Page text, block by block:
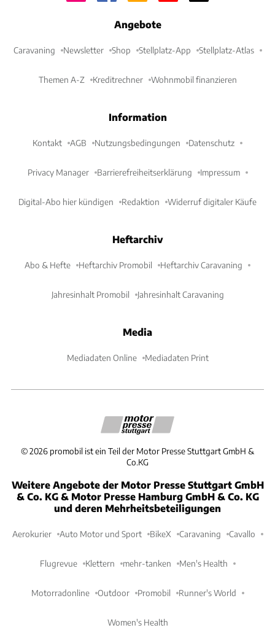
Angebote
Caravaning Newsletter Shop Stellplatz-App Stellplatz-Atlas
Themen A-Z Kreditrechner Wohnmobil finanzieren
Information
Kontakt AGB Nutzungsbedingungen Datenschutz
Privacy Manager Barrierefreiheitserklärung Impressum
Digital-Abo hier kündigen Redaktion Widerruf digitaler Käufe
Heftarchiv
Abo & Hefte Heftarchiv Promobil Heftarchiv Caravaning
Jahresinhalt Promobil Jahresinhalt Caravaning
Media
Mediadaten Online Mediadaten Print
©2026 promobil ist ein Teil der Motor Presse Stuttgart GmbH &
Co.KG
Weitere Angebote der Motor Presse Stuttgart GmbH
& Co. KG & Motor Presse Hamburg GmbH & Co. KG
und deren Mehrheitsbeteiligungen
Aerokurier Auto Motor und Sport BikeX Caravaning Cavallo
Flugrevue Klettern mehr-tanken Men's Health
Motorradonline Outdoor Promobil Runner's World
Women's Health